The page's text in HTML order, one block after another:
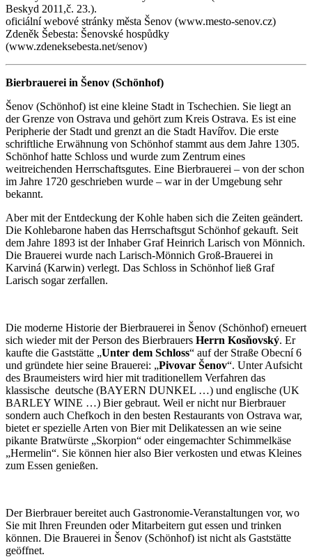
Beskyd 2011,č. 23.).
oficiální webové stránky města Šenov (www.mesto-senov.cz)
Zdeněk Šebesta: Šenovské hospůdky
(www.zdeneksebesta.net/senov)
Bierbrauerei in Šenov (Schönhof)
Šenov (Schönhof) ist eine kleine Stadt in Tschechien. Sie liegt an
der Grenze von Ostrava und gehört zum Kreis Ostrava. Es ist eine
Peripherie der Stadt und grenzt an die Stadt Havířov. Die erste
schriftliche Erwähnung von Schönhof stammt aus dem Jahre 1305.
Schönhof hatte Schloss und wurde zum Zentrum eines
weitreichenden Herrschaftsgutes. Eine Bierbrauerei – von der schon
im Jahre 1720 geschrieben wurde – war in der Umgebung sehr
bekannt.
Aber mit der Entdeckung der Kohle haben sich die Zeiten geändert.
Die Kohlebarone haben das Herrschaftsgut Schönhof gekauft. Seit
dem Jahre 1893 ist der Inhaber Graf Heinrich Larisch von Mönnich.
Die Brauerei wurde nach Larisch-Mönnich Groß-Brauerei in
Karviná (Karwin) verlegt. Das Schloss in Schönhof ließ Graf
Larisch sogar zerfallen.
Die moderne Historie der Bierbrauerei in Šenov (Schönhof) erneuert
sich wieder mit der Person des Bierbrauers Herrn Kosňovský. Er
kaufte die Gaststätte „Unter dem Schloss“ auf der Straße Obecní 6
und gründete hier seine Brauerei: „Pivovar Šenov“. Unter Aufsicht
des Braumeisters wird hier mit traditionellem Verfahren das
klassische deutsche (BAYERN DUNKEL …) und englische (UK
BARLEY WINE …) Bier gebraut. Weil er nicht nur Bierbrauer
sondern auch Chefkoch in den besten Restaurants von Ostrava war,
bietet er spezielle Arten von Bier mit Delikatessen an wie seine
pikante Bratwürste „Skorpion“ oder eingemachter Schimmelkäse
„Hermelin“. Sie können hier also Bier verkosten und etwas Kleines
zum Essen genießen.
Der Bierbrauer bereitet auch Gastronomie-Veranstaltungen vor, wo
Sie mit Ihren Freunden oder Mitarbeitern gut essen und trinken
können. Die Brauerei in Šenov (Schönhof) ist nicht als Gaststätte
geöffnet.